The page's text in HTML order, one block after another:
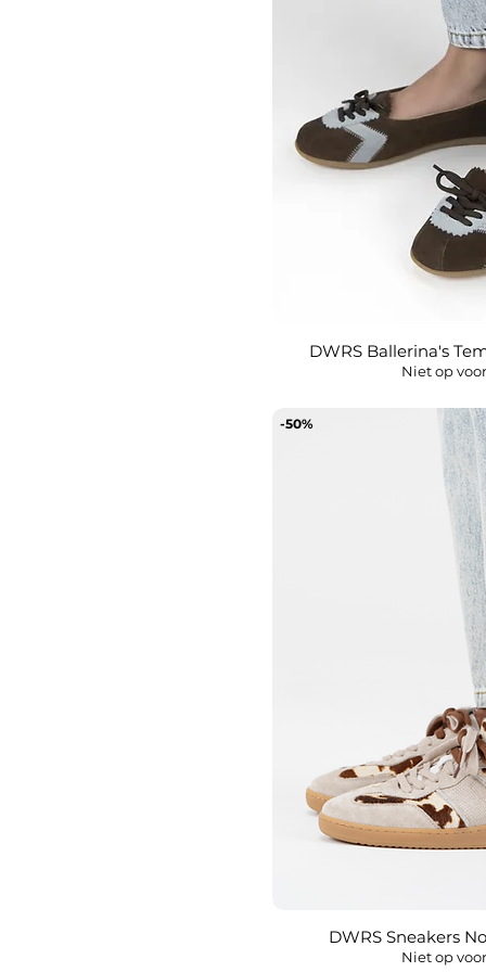
Snel
DWRS Ballerina's
Niet op
Snel
-50%
DWRS Sneakers
Niet op